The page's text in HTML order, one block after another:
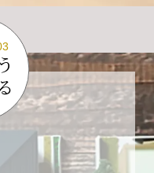
。
初心を忘れず、
る存在であり続
導を賜りますよ
げます。